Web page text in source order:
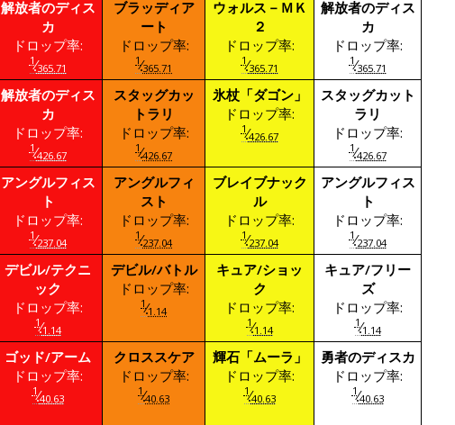
解放者のディス
カ
ドロップ率:
1⁄365.71
ブラッディア
ート
ドロップ率:
1⁄365.71
ウォルス－ＭＫ
２
ドロップ率:
1⁄365.71
解放者のディス
カ
ドロップ率:
1⁄365.71
解放者のディス
カ
ドロップ率:
1⁄426.67
スタッグカッ
トラリ
ドロップ率:
1⁄426.67
氷杖「ダゴン」
ドロップ率:
1⁄426.67
スタッグカット
ラリ
ドロップ率:
1⁄426.67
アングルフィス
ト
ドロップ率:
1⁄237.04
アングルフィ
スト
ドロップ率:
1⁄237.04
ブレイブナック
ル
ドロップ率:
1⁄237.04
アングルフィス
ト
ドロップ率:
1⁄237.04
デビル/テクニ
ック
ドロップ率:
1⁄1.14
デビル/バトル
ドロップ率:
1⁄1.14
キュア/ショッ
ク
ドロップ率:
1⁄1.14
キュア/フリー
ズ
ドロップ率:
1⁄1.14
ゴッド/アーム
ドロップ率:
1⁄40.63
クロススケア
ドロップ率:
1⁄40.63
輝石「ムーラ」
ドロップ率:
1⁄40.63
勇者のディスカ
ドロップ率:
1⁄40.63